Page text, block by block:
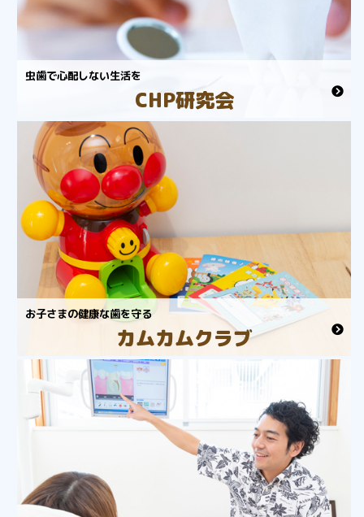
虫歯で心配しない生活を
CHP研究会
お子さまの健康な歯を守る
カムカムクラブ